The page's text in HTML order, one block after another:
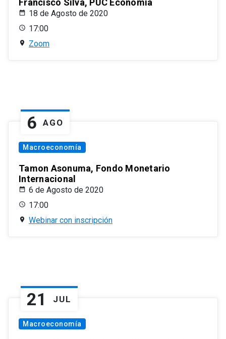
Francisco Silva, PUC Economía
18 de Agosto de 2020
17:00
Zoom
6 AGO
Macroeconomía
Tamon Asonuma, Fondo Monetario
Internacional
6 de Agosto de 2020
17:00
Webinar con inscripción
21 JUL
Macroeconomía